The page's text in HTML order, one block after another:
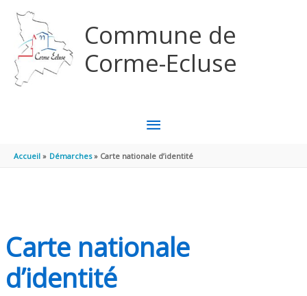
Commune de
Corme-Ecluse
MENU
PRINCIPAL
Accueil Démarches Carte nationale d’identité
Carte nationale
d’identité